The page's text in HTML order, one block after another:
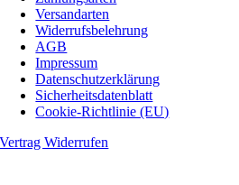
Versandarten
Widerrufsbelehrung
AGB
Impressum
Datenschutzerklärung
Sicherheitsdatenblatt
Cookie-Richtlinie (EU)
Vertrag Widerrufen